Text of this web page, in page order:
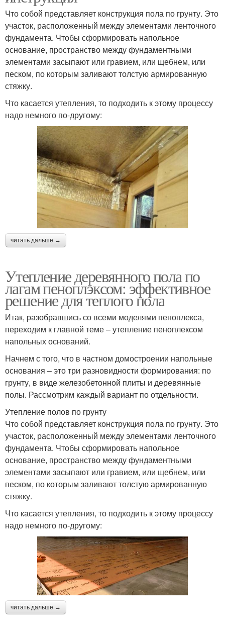
Что собой представляет конструкция пола по грунту. Это
участок, расположенный между элементами ленточного
фундамента. Чтобы сформировать напольное
основание, пространство между фундаментными
элементами засыпают или гравием, или щебнем, или
песком, по которым заливают толстую армированную
стяжку.
Что касается утепления, то подходить к этому процессу
надо немного по-другому:
читать дальше →
Утепление деревянного пола по
лагам пеноплэксом: эффективное
решение для теплого пола
Итак, разобравшись со всеми моделями пеноплекса,
переходим к главной теме – утепление пеноплексом
напольных оснований.
Начнем с того, что в частном домостроении напольные
основания – это три разновидности формирования: по
грунту, в виде железобетонной плиты и деревянные
полы. Рассмотрим каждый вариант по отдельности.
Утепление полов по грунту
Что собой представляет конструкция пола по грунту. Это
участок, расположенный между элементами ленточного
фундамента. Чтобы сформировать напольное
основание, пространство между фундаментными
элементами засыпают или гравием, или щебнем, или
песком, по которым заливают толстую армированную
стяжку.
Что касается утепления, то подходить к этому процессу
надо немного по-другому:
читать дальше →